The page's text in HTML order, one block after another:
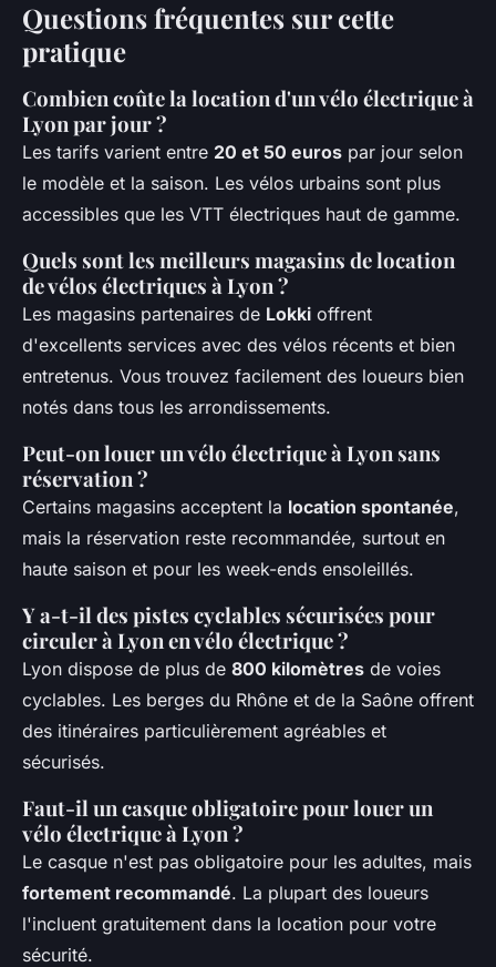
Questions fréquentes sur cette
pratique
Combien coûte la location d'un vélo électrique à
Lyon par jour ?
Les tarifs varient entre 20 et 50 euros par jour selon
le modèle et la saison. Les vélos urbains sont plus
accessibles que les VTT électriques haut de gamme.
Quels sont les meilleurs magasins de location
de vélos électriques à Lyon ?
Les magasins partenaires de Lokki offrent
d'excellents services avec des vélos récents et bien
entretenus. Vous trouvez facilement des loueurs bien
notés dans tous les arrondissements.
Peut-on louer un vélo électrique à Lyon sans
réservation ?
Certains magasins acceptent la location spontanée,
mais la réservation reste recommandée, surtout en
haute saison et pour les week-ends ensoleillés.
Y a-t-il des pistes cyclables sécurisées pour
circuler à Lyon en vélo électrique ?
Lyon dispose de plus de 800 kilomètres de voies
cyclables. Les berges du Rhône et de la Saône offrent
des itinéraires particulièrement agréables et
sécurisés.
Faut-il un casque obligatoire pour louer un
vélo électrique à Lyon ?
Le casque n'est pas obligatoire pour les adultes, mais
fortement recommandé. La plupart des loueurs
l'incluent gratuitement dans la location pour votre
sécurité.